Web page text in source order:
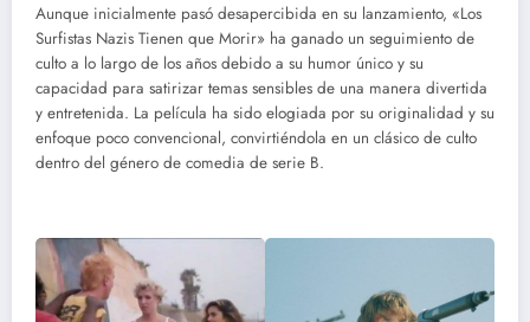
Aunque inicialmente pasó desapercibida en su lanzamiento, «Los
Surfistas Nazis Tienen que Morir» ha ganado un seguimiento de
culto a lo largo de los años debido a su humor único y su
capacidad para satirizar temas sensibles de una manera divertida
y entretenida. La película ha sido elogiada por su originalidad y su
enfoque poco convencional, convirtiéndola en un clásico de culto
dentro del género de comedia de serie B.